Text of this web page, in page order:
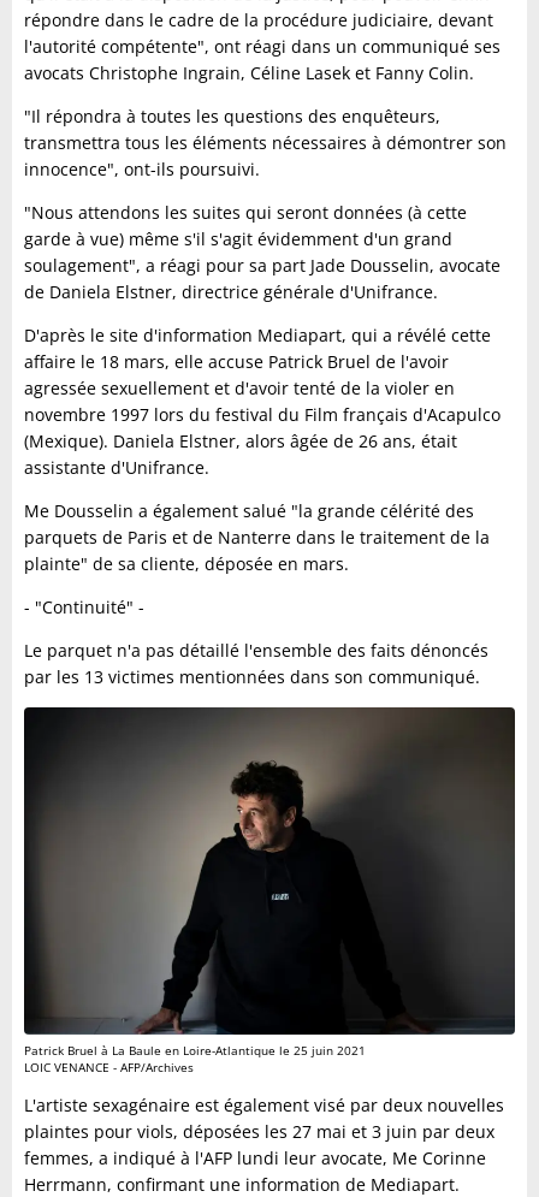
répondre dans le cadre de la procédure judiciaire, devant
l'autorité compétente", ont réagi dans un communiqué ses
avocats Christophe Ingrain, Céline Lasek et Fanny Colin.
"Il répondra à toutes les questions des enquêteurs,
transmettra tous les éléments nécessaires à démontrer son
innocence", ont-ils poursuivi.
"Nous attendons les suites qui seront données (à cette
garde à vue) même s'il s'agit évidemment d'un grand
soulagement", a réagi pour sa part Jade Dousselin, avocate
de Daniela Elstner, directrice générale d'Unifrance.
D'après le site d'information Mediapart, qui a révélé cette
affaire le 18 mars, elle accuse Patrick Bruel de l'avoir
agressée sexuellement et d'avoir tenté de la violer en
novembre 1997 lors du festival du Film français d'Acapulco
(Mexique). Daniela Elstner, alors âgée de 26 ans, était
assistante d'Unifrance.
Me Dousselin a également salué "la grande célérité des
parquets de Paris et de Nanterre dans le traitement de la
plainte" de sa cliente, déposée en mars.
- "Continuité" -
Le parquet n'a pas détaillé l'ensemble des faits dénoncés
par les 13 victimes mentionnées dans son communiqué.
Patrick Bruel à La Baule en Loire-Atlantique le 25 juin 2021
LOIC VENANCE - AFP/Archives
L'artiste sexagénaire est également visé par deux nouvelles
plaintes pour viols, déposées les 27 mai et 3 juin par deux
femmes, a indiqué à l'AFP lundi leur avocate, Me Corinne
Herrmann, confirmant une information de Mediapart.